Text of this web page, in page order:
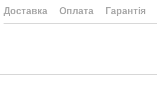
Доставка Оплата Гарантія